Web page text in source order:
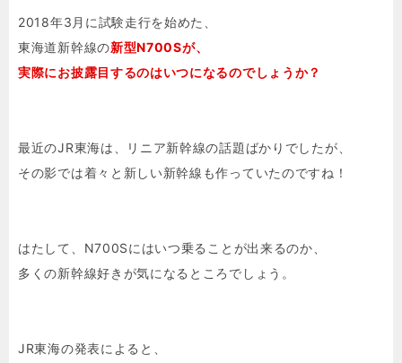
2018年3月に試験走行を始めた、
東海道新幹線の新型N700Sが、
実際にお披露目するのはいつになるのでしょうか？
最近のJR東海は、リニア新幹線の話題ばかりでしたが、
その影では着々と新しい新幹線も作っていたのですね！
はたして、N700Sにはいつ乗ることが出来るのか、
多くの新幹線好きが気になるところでしょう。
JR東海の発表によると、